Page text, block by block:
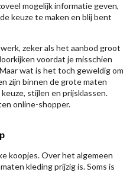
mogelijk informatie geven,
keuze te maken en blij bent
zeker als het aanbod groot
voordat je misschien
wat is het toch geweldig om
zijn binnen de grote maten
stijlen en prijsklassen.
online-shopper.
koopjes. Over het algemeen
kleding prijzig is. Soms is